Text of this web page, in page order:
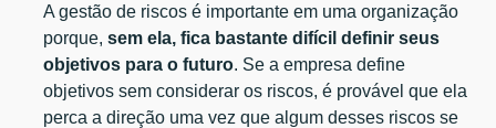
A gestão de riscos é importante em uma organização
porque,sem ela, fica bastante difícil definir seus
objetivos para o futuro. Se a empresa define
objetivos sem considerar os riscos, é provável que ela
perca a direção uma vez que algum desses riscos se